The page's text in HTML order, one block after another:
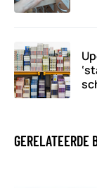
GERELATEERDE